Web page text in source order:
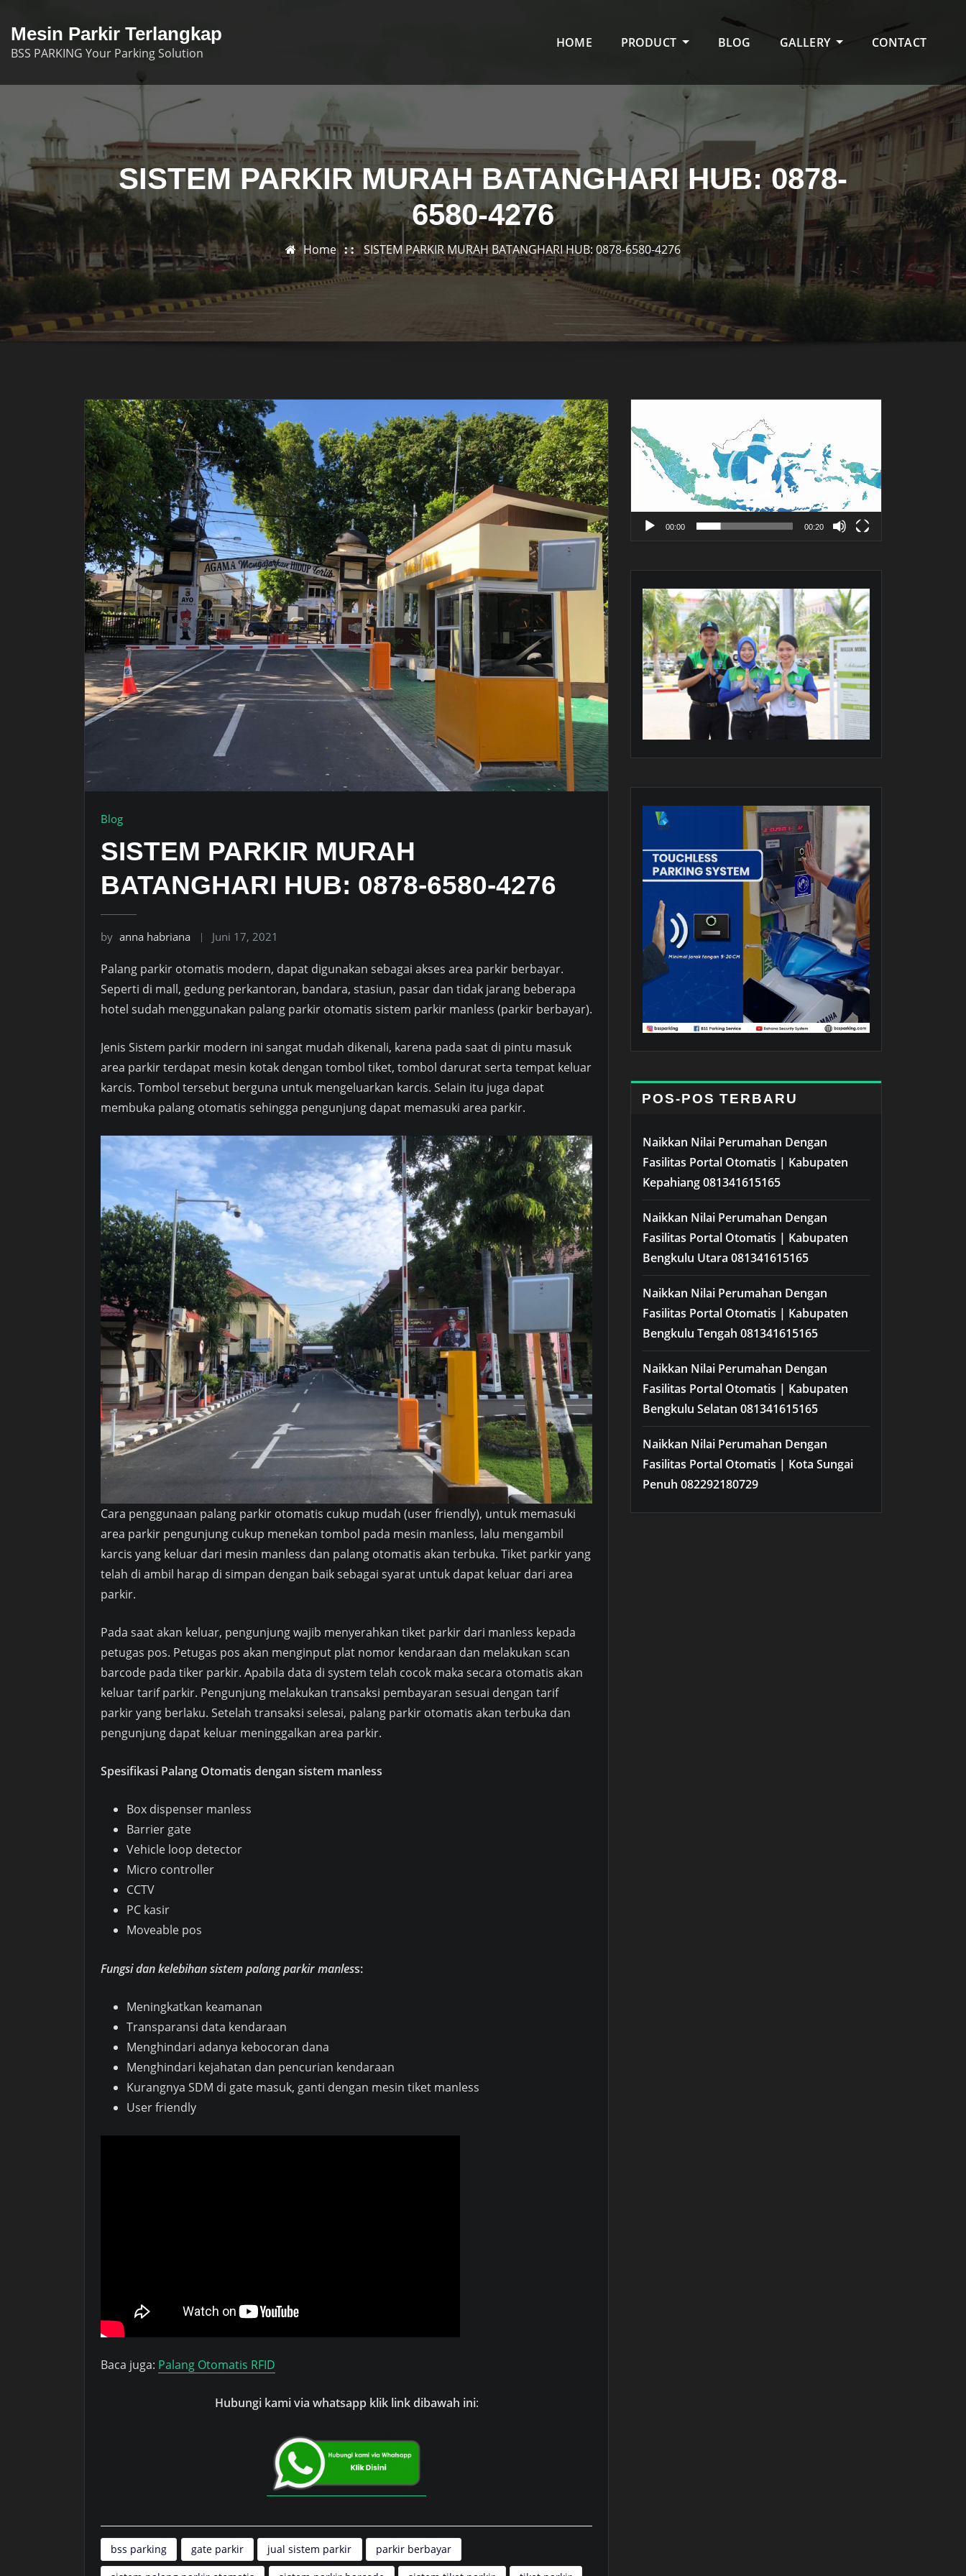
content
Mesin Parkir Terlangkap
BSS PARKING Your Parking Solution
HOME PRODUCT BLOG GALLERY CONTACT
SISTEM PARKIR MURAH BATANGHARI HUB: 0878-
6580-4276
Home SISTEM PARKIR MURAH BATANGHARI HUB: 0878-6580-4276
Blog
SISTEM PARKIR MURAH
BATANGHARI HUB: 0878-6580-4276
by anna habriana Juni 17, 2021
Palang parkir otomatis modern, dapat digunakan sebagai akses area parkir berbayar.
Seperti di mall, gedung perkantoran, bandara, stasiun, pasar dan tidak jarang beberapa
hotel sudah menggunakan palang parkir otomatis sistem parkir manless (parkir berbayar).
Jenis Sistem parkir modern ini sangat mudah dikenali, karena pada saat di pintu masuk
area parkir terdapat mesin kotak dengan tombol tiket, tombol darurat serta tempat keluar
karcis. Tombol tersebut berguna untuk mengeluarkan karcis. Selain itu juga dapat
membuka palang otomatis sehingga pengunjung dapat memasuki area parkir.
Cara penggunaan palang parkir otomatis cukup mudah (user friendly), untuk memasuki
area parkir pengunjung cukup menekan tombol pada mesin manless, lalu mengambil
karcis yang keluar dari mesin manless dan palang otomatis akan terbuka. Tiket parkir yang
telah di ambil harap di simpan dengan baik sebagai syarat untuk dapat keluar dari area
parkir.
Pada saat akan keluar, pengunjung wajib menyerahkan tiket parkir dari manless kepada
petugas pos. Petugas pos akan menginput plat nomor kendaraan dan melakukan scan
barcode pada tiker parkir. Apabila data di system telah cocok maka secara otomatis akan
keluar tarif parkir. Pengunjung melakukan transaksi pembayaran sesuai dengan tarif
parkir yang berlaku. Setelah transaksi selesai, palang parkir otomatis akan terbuka dan
pengunjung dapat keluar meninggalkan area parkir.
Spesifikasi Palang Otomatis dengan sistem manless
Box dispenser manless
Barrier gate
Vehicle loop detector
Micro controller
CCTV
PC kasir
Moveable pos
Fungsi dan kelebihan sistem palang parkir manless:
Meningkatkan keamanan
Transparansi data kendaraan
Menghindari adanya kebocoran dana
Menghindari kejahatan dan pencurian kendaraan
Kurangnya SDM di gate masuk, ganti dengan mesin tiket manless
User friendly
Baca juga: Palang Otomatis RFID
Hubungi kami via whatsapp klik link dibawah ini:
bss parking gate parkir jual sistem parkir parkir berbayar
Video
00:00 00:20
POS-POS TERBARU
Naikkan Nilai Perumahan Dengan
Fasilitas Portal Otomatis | Kabupaten
Kepahiang 081341615165
Naikkan Nilai Perumahan Dengan
Fasilitas Portal Otomatis | Kabupaten
Bengkulu Utara 081341615165
Naikkan Nilai Perumahan Dengan
Fasilitas Portal Otomatis | Kabupaten
Bengkulu Tengah 081341615165
Naikkan Nilai Perumahan Dengan
Fasilitas Portal Otomatis | Kabupaten
Bengkulu Selatan 081341615165
Naikkan Nilai Perumahan Dengan
Fasilitas Portal Otomatis | Kota Sungai
Penuh 082292180729